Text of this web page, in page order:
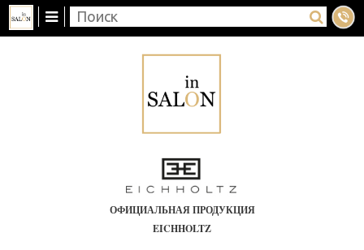
ОФИЦИАЛЬНАЯ ПРОДУКЦИЯ
EICHHOLTZ